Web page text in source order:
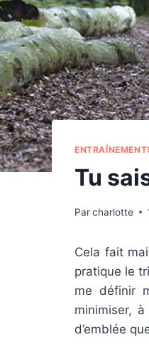
Tu
Parcharlotte
Cela fait
pratique le
me définir
minimiser,
d’emblée